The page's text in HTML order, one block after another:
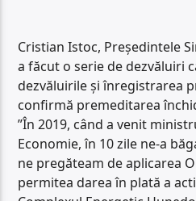
Cristian Istoc, Președintele
a făcut o serie de dezvăluiri
dezvăluirile și înregistrarea
confirmă premeditarea
”În 2019, când a venit
Economie, în 10 zile ne-a
ne pregăteam de aplicarea
permitea darea în plată a